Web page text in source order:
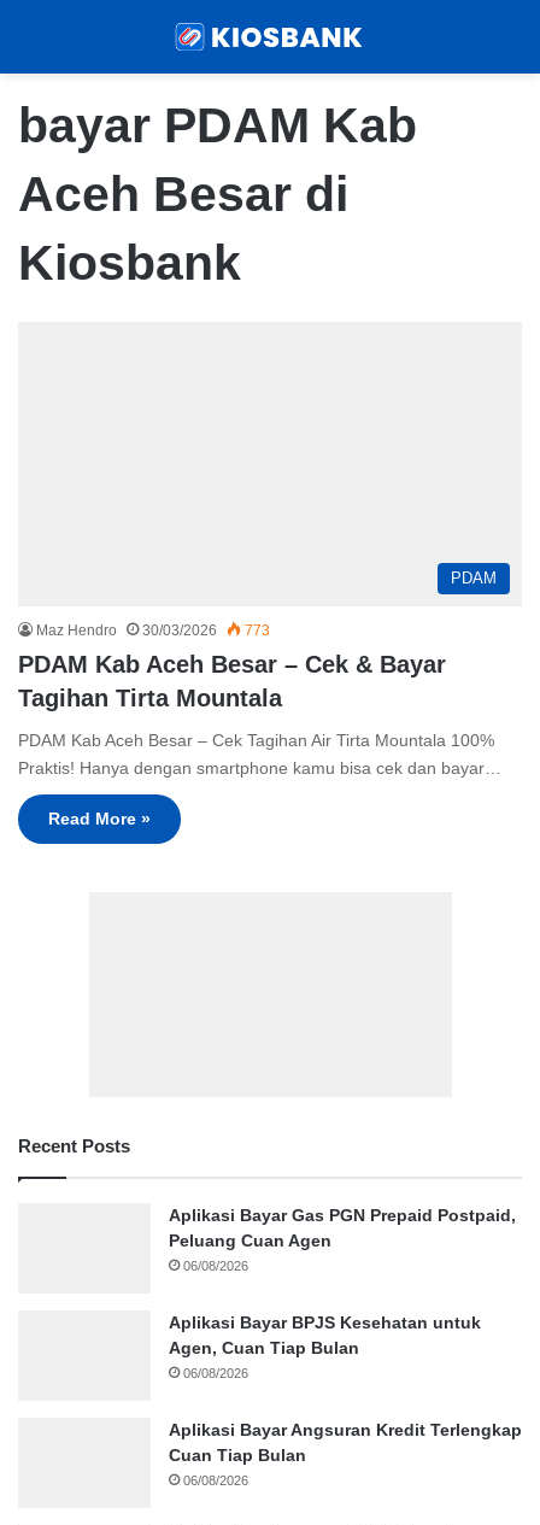
bayar PDAM Kab
Aceh Besar di
Kiosbank
PDAM
Maz Hendro 30/03/2026 773
PDAM Kab Aceh Besar – Cek & Bayar
Tagihan Tirta Mountala
PDAM Kab Aceh Besar – Cek Tagihan Air Tirta Mountala 100%
Praktis! Hanya dengan smartphone kamu bisa cek dan bayar…
Read More »
Recent Posts
Aplikasi Bayar Gas PGN Prepaid Postpaid,
Peluang Cuan Agen
06/08/2026
Aplikasi Bayar BPJS Kesehatan untuk
Agen, Cuan Tiap Bulan
06/08/2026
Aplikasi Bayar Angsuran Kredit Terlengkap
Cuan Tiap Bulan
06/08/2026